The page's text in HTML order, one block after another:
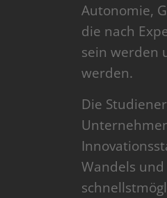
Autonomie,
die nach
sein werden
werden.
Die
Wandels